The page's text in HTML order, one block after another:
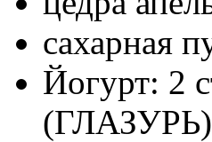
сахарная
Йогурт: 2
(ГЛАЗУРЬ)